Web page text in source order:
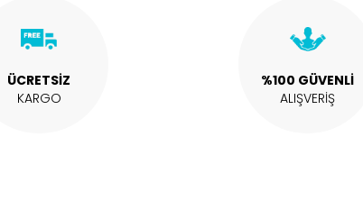
ÜCRETSİZ
KARGO
%100 GÜVENLİ
ALIŞVERİŞ